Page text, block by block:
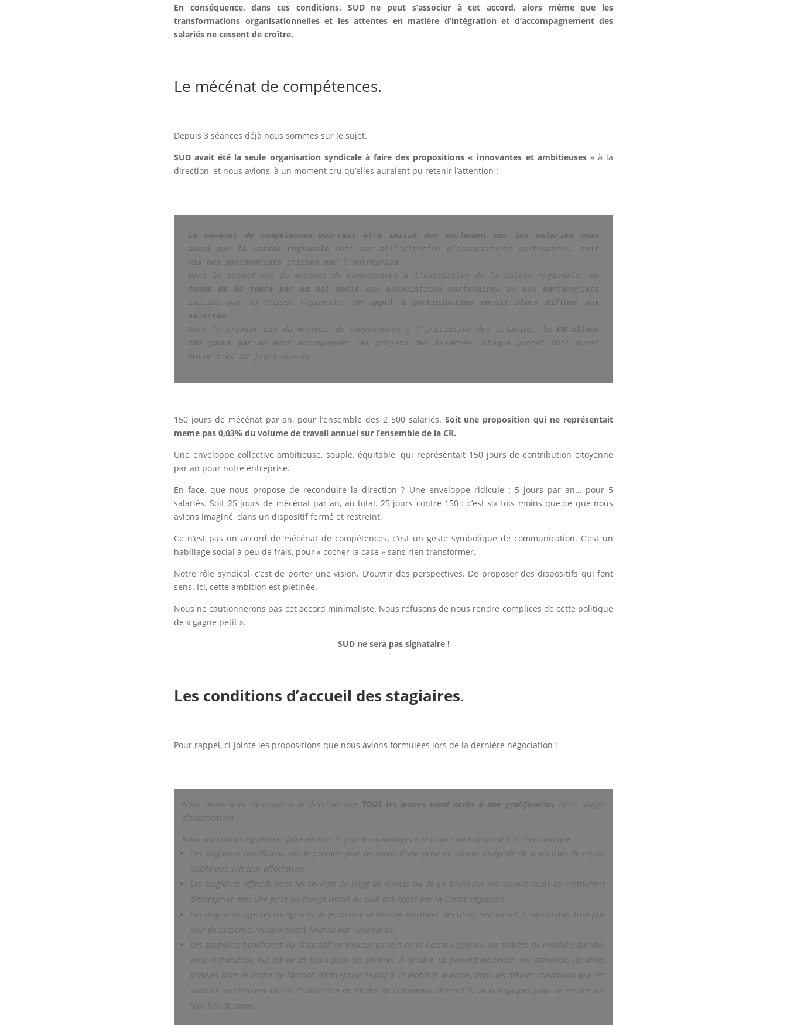
En conséquence, dans ces conditions, SUD ne peut s’associer à cet accord, alors même que les
transformations organisationnelles et les attentes en matière d’intégration et d’accompagnement des
salariés ne cessent de croître.
Le mécénat de compétences.
Depuis 3 séances déjà nous sommes sur le sujet.
SUD avait été la seule organisation syndicale à faire des propositions « innovantes et ambitieuses» à la
direction, et nous avions, à un moment cru qu’elles auraient pu retenir l’attention :
Le mécénat de compétences pourrait être initié non seulement par les salariés mais
aussi par la caisse régionale soit sur sollicitation d’associations partenaires, soit
via des partenariats initiés par l’entreprise.
Dans le second cas du mécénat de compétences à l’initiative de la Caisse régionale, un
fonds de 50 jours par an est dédié aux associations partenaires ou aux partenariats
initiés par la Caisse régionale.
Un appel à participation serait alors diffusé aux
salariés.
Dans le premier cas du mécénat de compétences à l’initiative des salariés,
la CR alloue
100 jours par an pour accompagner les projets des salariés. Chaque projet doit durer
entre 5 et 20 jours ouvrés.
150 jours de mécénat par an, pour l’ensemble des 2 500 salariés. Soit une proposition qui ne représentait
meme pas 0,03% du volume de travail annuel sur l’ensemble de la CR.
Une enveloppe collective ambitieuse, souple, équitable, qui représentait 150 jours de contribution citoyenne
par an pour notre entreprise.
En face, que nous propose de reconduire la direction ? Une enveloppe ridicule : 5 jours par an… pour 5
salariés. Soit 25 jours de mécénat par an, au total. 25 jours contre 150 : c’est six fois moins que ce que nous
avions imaginé, dans un dispositif fermé et restreint.
Ce n’est pas un accord de mécénat de compétences, c’est un geste symbolique de communication. C’est un
habillage social à peu de frais, pour « cocher la case » sans rien transformer.
Notre rôle syndical, c’est de porter une vision. D’ouvrir des perspectives. De proposer des dispositifs qui font
sens. Ici, cette ambition est piétinée.
Nous ne cautionnerons pas cet accord minimaliste. Nous refusons de nous rendre complices de cette politique
de « gagne petit ».
SUD ne sera pas signataire !
Les conditions d’accueil des stagiaires.
Pour rappel, ci-jointe les propositions que nous avions formulées lors de la dernière négociation :
Nous avons donc demandé à la direction que TOUS les jeunes aient accès à une gratification. (hors stages
d’observation)
Nous souhaitons également faire évoluer la partie « avantages » et nous avons proposé à la direction que :
Les stagiaires bénéficient, dès le premier jour de stage, d’une prise en charge intégrale de leurs frais de repas,
quelle que soit leur affectation.
Les stagiaires affectés dans les services du siège de Nantes ou de La Roche-sur-Yon auront accès au restaurant
d’entreprise avec une prise en charge totale du coût des repas par la Caisse régionale.
Les stagiaires affectés en agences de proximité se verront attribuer des titres restaurant, à raison d’un titre par
jour de présence, intégralement financé par l’entreprise.
Les stagiaires bénéficient du dispositif en vigueur au sein de la Caisse régionale en matière de mobilité durable
sans la franchise, qui est de 25 jours pour les salariés. À ce titre, ils peuvent percevoir, sur demande, les aides
prévues dans le cadre de l’accord d’entreprise relatif à la mobilité durable, dans les mêmes conditions que les
salariés, notamment en cas d’utilisation de modes de transports alternatifs ou écologiques pour se rendre sur
leur lieu de stage.